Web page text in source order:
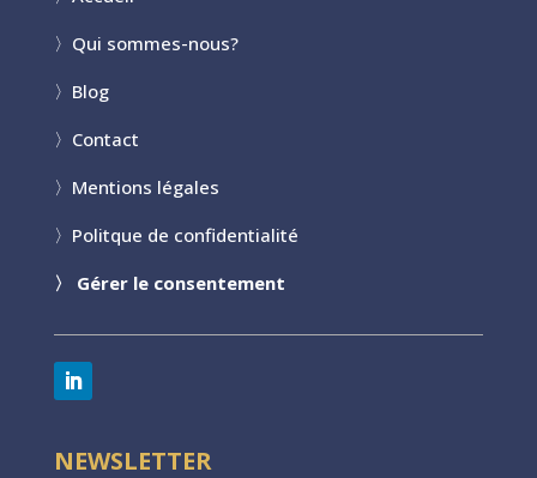
〉 Qui sommes-nous?
〉 Blog
〉 Contact
〉 Mentions légales
〉 Politque de confidentialité
〉 Gérer le consentement
NEWSLETTER